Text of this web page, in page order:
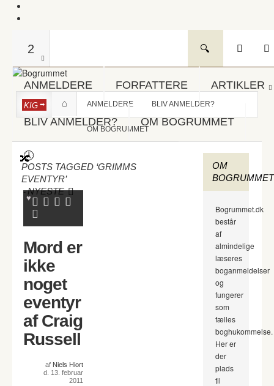
2
ANMELDERE FORFATTERE ARTIKLER
BLIV ANMELDER? OM BOGRUMMET
KIG ANMELDERE BLIV ANMELDER?
OM BOGRUMMET
POSTS TAGGED ‘GRIMMS
EVENTYR’
-NYESTE
Mord er
ikke
noget
eventyr
af Craig
Russell
af Niels Hiort
d. 13. februar
2011
OM
BOGRUMMET
Bogrummet.dk
består
af
almindelige
læseres
boganmeldelser
og
fungerer
som
fælles
boghukommelse.
Her er
der
plads
til